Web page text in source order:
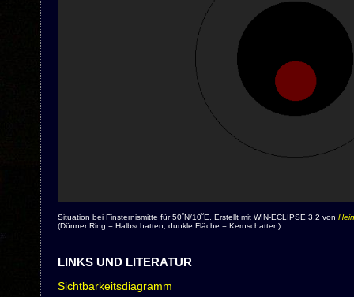
Situation bei Finsternismitte für 50˚N/10˚E. Erstellt mit WIN-ECLIPSE 3.2 von
(Dünner Ring = Halbschatten; dunkle Fläche = Kernschatten)
LINKS UND LITERATUR
Sichtbarkeitsdiagramm